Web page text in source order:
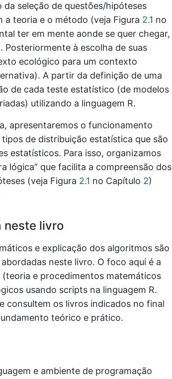
seleção de questões/hipóteses
a teoria e o método (veja Figura 2.1 no
ter em mente aonde se quer chegar,
à escolha de suas
ecológico para um contexto
A partir da definição de uma
de cada teste estatístico (de modelos
utilizando a linguagem R.
apresentaremos o funcionamento
de distribuição estatística que são
estatísticos. Para isso, organizamos
lógica” que facilita a compreensão dos
(veja Figura 2.1 no Capítulo 2)
neste livro
e explicação dos algoritmos são
neste livro. O foco aqui é a
e procedimentos matemáticos
usando scripts na linguagem R.
consultem os livros indicados no final
teórico e prático.
e ambiente de programação